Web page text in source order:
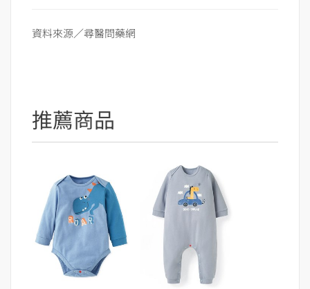
資料來源／尋醫問藥網
推薦商品